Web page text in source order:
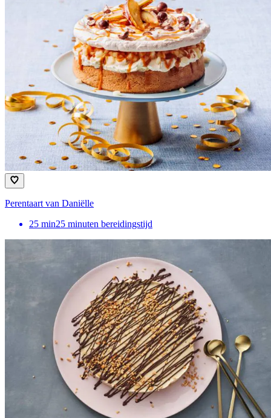
Perentaart van Daniëlle
25 min25 minuten bereidingstijd